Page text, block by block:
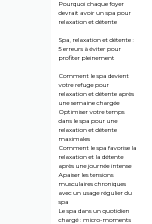
Pourquoi chaque foyer
devrait avoir un spa pour
relaxation et détente
Spa, relaxation et détente :
5 erreurs à éviter pour
profiter pleinement
Comment le spa devient
votre refuge pour
relaxation et détente après
une semaine chargée
Optimiser votre temps
dans le spa pour une
relaxation et détente
maximales
Comment le spa favorise la
relaxation et la détente
après une journée intense
Apaiser les tensions
musculaires chroniques
avec un usage régulier du
spa
Le spa dans un quotidien
chargé : micro-moments